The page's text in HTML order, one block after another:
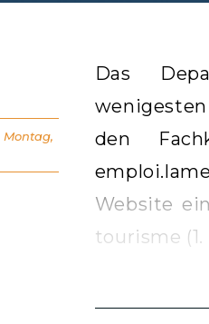
Das
den
Website
tourisme
Montag,